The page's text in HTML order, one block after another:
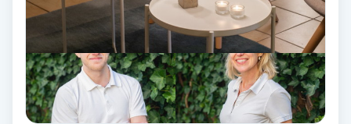
Regndroppsmassage
Reiki
Reikihealing